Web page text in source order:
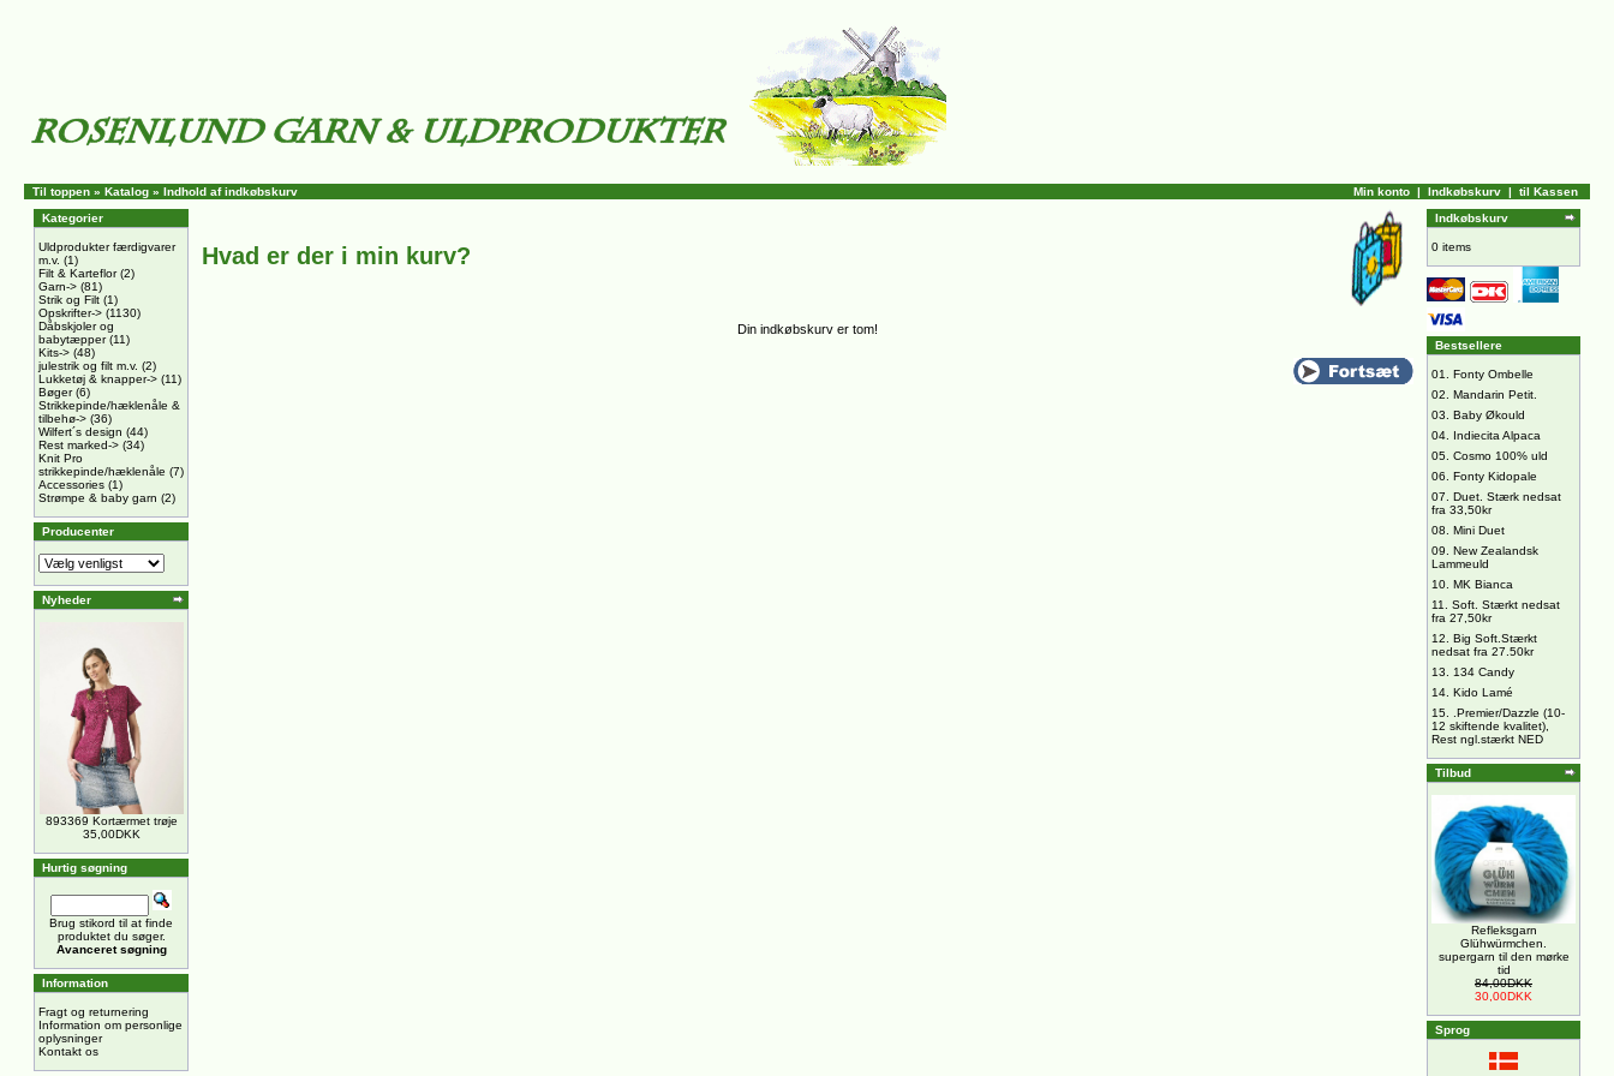
Til toppen » Katalog » Indhold af indkøbskurv Min konto | Indkøbskurv | til Kassen
Kategorier
Uldprodukter færdigvarer
m.v. (1)
Filt & Karteflor(2)
Garn-> (81)
Strik og Filt (1)
Opskrifter-> (1130)
Dåbskjoler og
babytæpper(11)
Kits-> (48)
julestrik og filt m.v. (2)
Lukketøj & knapper-> (11)
Bøger(6)
Strikkepinde/hæklenåle &
tilbehø-> (36)
Wilfert´s design (44)
Rest marked-> (34)
Knit Pro
strikkepinde/hæklenåle (7)
Accessories (1)
Strømpe & baby garn (2)
Producenter
Nyheder
893369 Kortærmet trøje
35,00DKK
Hurtig søgning
Brug stikord til at finde
produktet du søger.
Avanceret søgning
Information
Fragt og returnering
Information om personlige
oplysninger
Kontakt os
Hvad er der i min kurv?
Din indkøbskurv er tom!
Indkøbskurv
0 items
Bestsellere
01. Fonty Ombelle
02. Mandarin Petit.
03. Baby Økould
04. Indiecita Alpaca
05. Cosmo 100% uld
06. Fonty Kidopale
07. Duet. Stærk nedsat
fra 33,50kr
08. Mini Duet
09. New Zealandsk
Lammeuld
10. MK Bianca
11. Soft. Stærkt nedsat
fra 27,50kr
12. Big Soft.Stærkt
nedsat fra 27.50kr
13. 134 Candy
14. Kido Lamé
15.
.Premier/Dazzle (10-
12 skiftende kvalitet),
Rest ngl.stærkt NED
Tilbud
Refleksgarn
Glühwürmchen.
supergarn til den mørke
tid
84,00DKK
30,00DKK
Sprog